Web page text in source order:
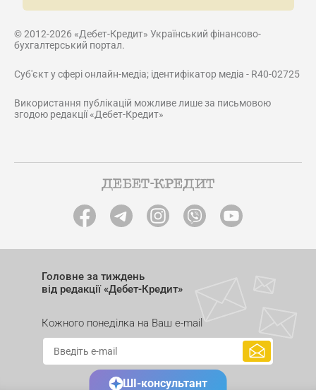
© 2012-2026 «Дебет-Кредит» Український фінансово-
бухгалтерський портал.
Суб'єкт у сфері онлайн-медіа; ідентифікатор медіа - R40-02725
Використання публікацій можливе лише за письмовою
згодою редакції «Дебет-Кредит»
Головне за тиждень
від редакції «Дебет-Кредит»
Кожного понеділка на Ваш e-mail
ШІ-консультант